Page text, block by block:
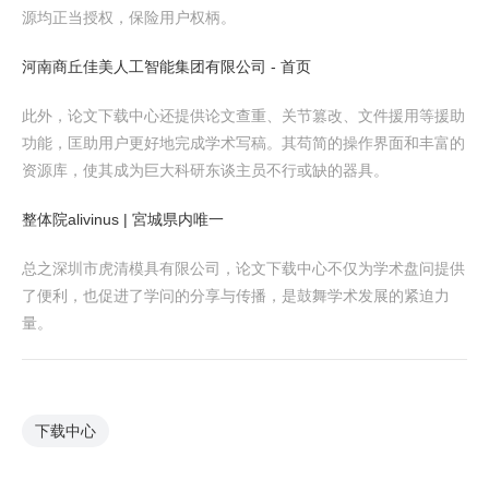
源均正当授权，保险用户权柄。
河南商丘佳美人工智能集团有限公司 - 首页
此外，论文下载中心还提供论文查重、关节篡改、文件援用等援助
功能，匡助用户更好地完成学术写稿。其苟简的操作界面和丰富的
资源库，使其成为巨大科研东谈主员不行或缺的器具。
整体院alivinus | 宮城県内唯一
总之深圳市虎清模具有限公司，论文下载中心不仅为学术盘问提供
了便利，也促进了学问的分享与传播，是鼓舞学术发展的紧迫力
量。
下载中心